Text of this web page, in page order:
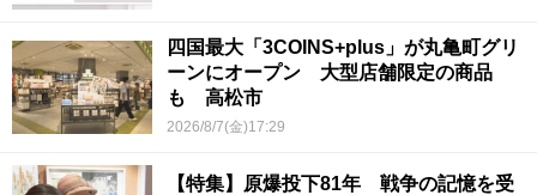
四国最大「3COINS+plus」が丸亀町グリ
ーンにオープン 大型店舗限定の商品
も 高松市
2026/8/7(金)17:29
【特集】原爆投下81年 戦争の記憶を受